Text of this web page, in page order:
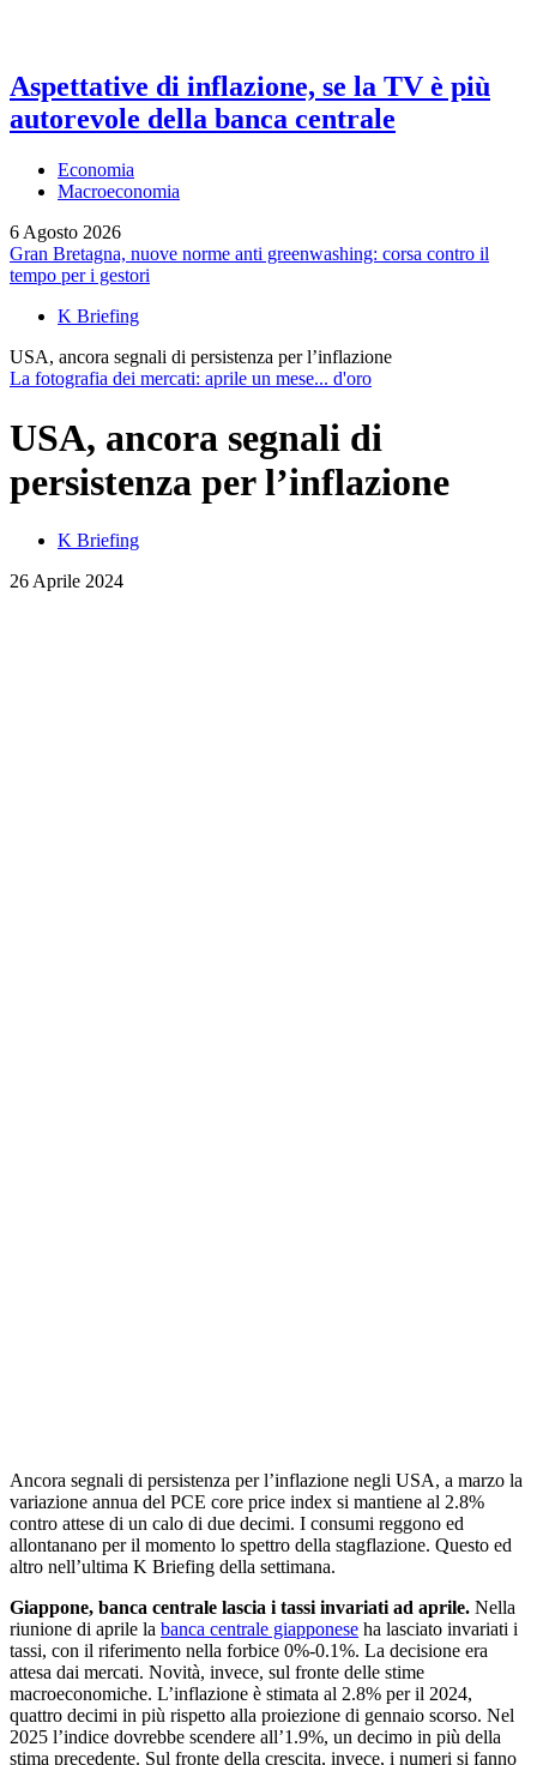
Aspettative di inflazione, se la TV è più
autorevole della banca centrale
Economia
Macroeconomia
6 Agosto 2026
Gran Bretagna, nuove norme anti greenwashing: corsa contro il
tempo per i gestori
K Briefing
USA, ancora segnali di persistenza per l’inflazione
La fotografia dei mercati: aprile un mese... d'oro
USA, ancora segnali di
persistenza per l’inflazione
K Briefing
26 Aprile 2024
Ancora segnali di persistenza per l’inflazione negli USA, a marzo la
variazione annua del PCE core price index si mantiene al 2.8%
contro attese di un calo di due decimi. I consumi reggono ed
allontanano per il momento lo spettro della stagflazione. Questo ed
altro nell’ultima K Briefing della settimana.
Giappone, banca centrale lascia i tassi invariati ad aprile. Nella
riunione di aprile la banca centrale giapponese ha lasciato invariati i
tassi, con il riferimento nella forbice 0%-0.1%. La decisione era
attesa dai mercati. Novità, invece, sul fronte delle stime
macroeconomiche. L’inflazione è stimata al 2.8% per il 2024,
quattro decimi in più rispetto alla proiezione di gennaio scorso. Nel
2025 l’indice dovrebbe scendere all’1.9%, un decimo in più della
stima precedente. Sul fronte della crescita, invece, i numeri si fanno